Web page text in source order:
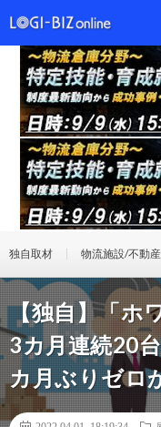
独自取材 物流施設/不動産
【独自】「ホ
3カ月連続20
カ月ぶりゼロ